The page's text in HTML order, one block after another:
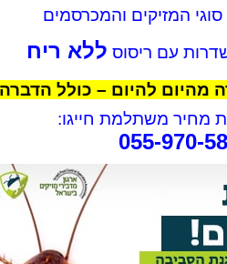
המזיקים והמכרסמים
עם ריסוס ללא ריח
מהיום להיום – כולל הדברה
מחיר משתלמת חייגו:
055-970-
Liat Shavit Grievink
שירות וזמינות מצוינים. הגיע
במוצאי שבת ניגש מיד לעבודה
והצליח לתפוס את החולדה. הסביר
גם לגבי הדברה מונעת.